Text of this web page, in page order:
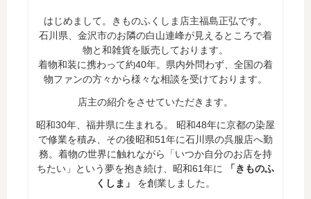
はじめまして。きものふくしま店主福島正弘です。
石川県、金沢市のお隣の白山連峰が見えるところで着
物と和雑貨を販売しております。
着物和装に携わって約40年。県内外問わず、全国の着
物ファンの方々から様々な相談を受けております。
店主の紹介をさせていただきます。
昭和30年、福井県に生まれる。 昭和48年に京都の染屋
で修業を積み、その後昭和51年に石川県の呉服店へ勤
務。着物の世界に触れながら「いつか自分のお店を持
ちたい」という夢を抱き続け、昭和61年に
「きものふ
くしま」
を創業しました。